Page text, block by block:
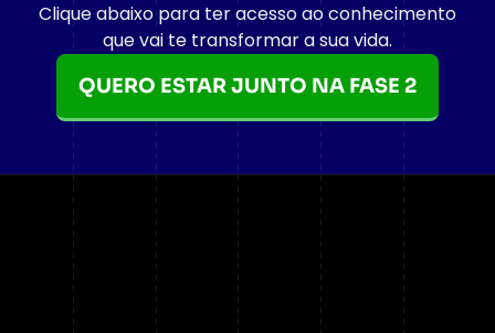
Clique abaixo para ter acesso ao conhecimento
que vai te transformar a sua vida.
QUERO ESTAR JUNTO NA FASE 2